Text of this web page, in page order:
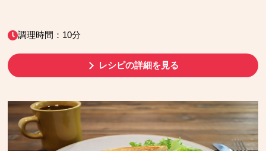
調理時間：10分
レシピの詳細を見る